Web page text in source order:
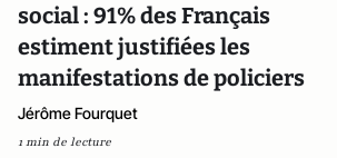
social : 91% des Français
estiment justifiées les
manifestations de policiers
Jérôme Fourquet
1 min de lecture